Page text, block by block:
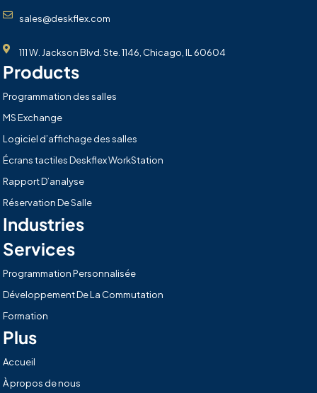
sales@deskflex.com
111 W. Jackson Blvd. Ste. 1146, Chicago, IL 60604
Products
Programmation des salles
MS Exchange
Logiciel d’affichage des salles
Écrans tactiles Deskflex WorkStation
Rapport D’analyse
Réservation De Salle
Industries
Services
Programmation Personnalisée
Développement De La Commutation
Formation
Plus
Accueil
À propos de nous